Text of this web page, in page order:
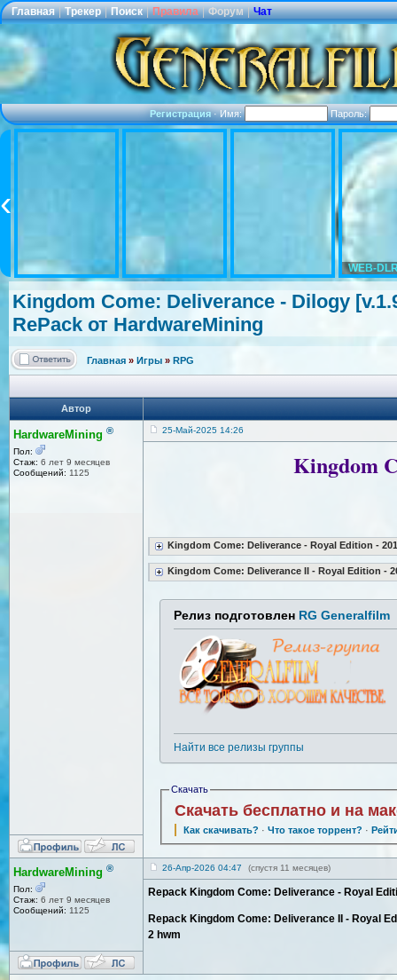
Главная | Трекер | Поиск | Правила | Форум | Чат
Регистрация·Имя: Пароль:
WEB-
Kingdom Come: Deliverance - Dilogy
RePack от HardwareMining
Главная » Игры » RPG
Автор
HardwareMining ®
Пол:
Стаж: 6 лет 9 месяцев
Сообщений: 1125
25-Май-2025 14:26
Kingdom
Kingdom Come: Deliverance - Royal Edition -
Kingdom Come: Deliverance II - Royal Edition -
Релиз подготовлен RG Generalfilm
Найти все релизы группы
Скачать
Скачать бесплатно и на
Как скачивать? · Что такое торрент? ·
HardwareMining ®
Пол:
Стаж: 6 лет 9 месяцев
Сообщений: 1125
26-Апр-2026 04:47 (спустя 11 месяцев)
Repack Kingdom Come: Deliverance - Royal
Repack Kingdom Come: Deliverance II - Royal
2 hwm